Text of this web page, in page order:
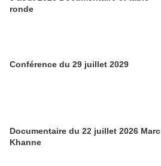
ronde
Conférence du 29 juillet 2029
Documentaire du 22 juillet 2026 Marc
Khanne